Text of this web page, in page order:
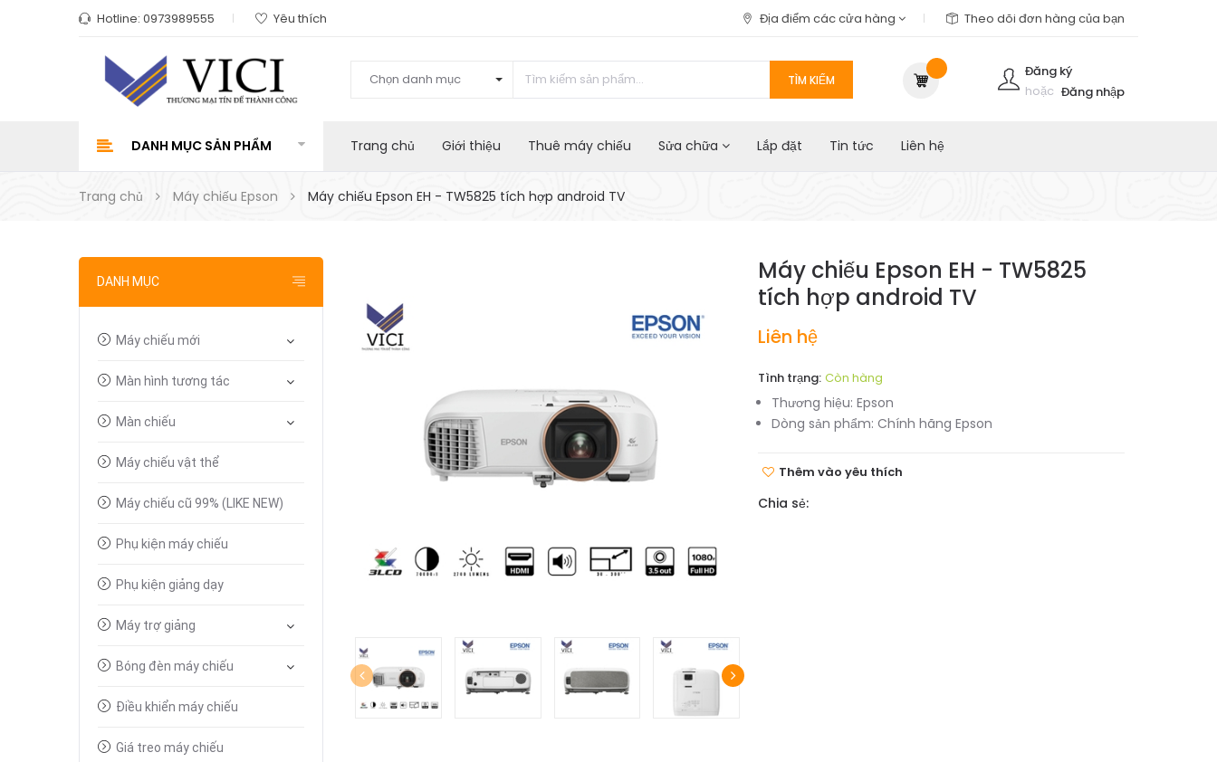
Hotline: 0973989555 Yêu thích Địa điểm các cửa hàng Theo dõi đơn hàng của bạn
Chọn danh mục TÌM KIẾM
Đăng ký
hoặc Đăng nhập
DANH MỤC SẢN PHẨM Trang chủ Giới thiệu Thuê máy chiếu Sửa chữa Lắp đặt Tin tức Liên hệ
Trang chủ Máy chiếu Epson Máy chiếu Epson EH - TW5825 tích hợp android TV
DANH MỤC
Máy chiếu mới
Màn hình tương tác
Màn chiếu
Máy chiếu vật thể
Máy chiếu cũ 99% (LIKE NEW)
Phụ kiện máy chiếu
Phụ kiện giảng dạy
Máy trợ giảng
Bóng đèn máy chiếu
Điều khiển máy chiếu
Giá treo máy chiếu
Máy chiếu Epson EH - TW5825
tích hợp android TV
Liên hệ
Tình trạng: Còn hàng
Thương hiệu: Epson
Dòng sản phẩm: Chính hãng Epson
Thêm vào yêu thích
Chia sẻ: